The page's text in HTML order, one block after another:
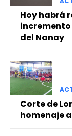
Hoy habrá
del Nanay
Corte de
homenaje